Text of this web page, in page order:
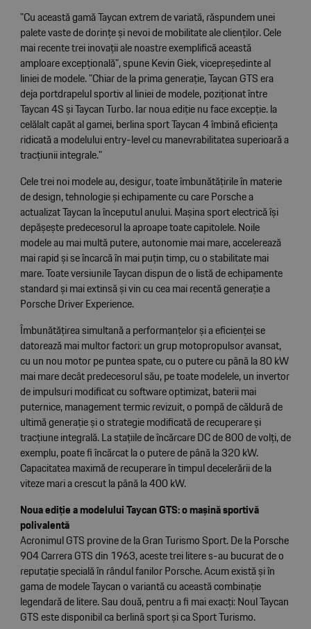
"Cu această gamă Taycan extrem de variată, răspundem unei
palete vaste de dorințe și nevoi de mobilitate ale clienților. Cele
mai recente trei inovații ale noastre exemplifică această
amploare excepțională”, spune Kevin Giek, vicepreședinte al
liniei de modele. "Chiar de la prima generație, Taycan GTS era
deja portdrapelul sportiv al liniei de modele, poziționat între
Taycan 4S și Taycan Turbo. Iar noua ediție nu face excepție. la
celălalt capăt al gamei, berlina sport Taycan 4 îmbină eficiența
ridicată a modelului entry-level cu manevrabilitatea superioară a
tracțiunii integrale."
Cele trei noi modele au, desigur, toate îmbunătățirile în materie
de design, tehnologie și echipamente cu care Porsche a
actualizat Taycan la începutul anului. Mașina sport electrică își
depășește predecesorul la aproape toate capitolele. Noile
modele au mai multă putere, autonomie mai mare, accelerează
mai rapid și se încarcă în mai puțin timp, cu o stabilitate mai
mare. Toate versiunile Taycan dispun de o listă de echipamente
standard și mai extinsă și vin cu cea mai recentă generație a
Porsche Driver Experience.
Îmbunătățirea simultană a performanțelor și a eficienței se
datorează mai multor factori: un grup motopropulsor avansat,
cu un nou motor pe puntea spate, cu o putere cu până la 80 kW
mai mare decât predecesorul său, pe toate modelele, un invertor
de impulsuri modificat cu software optimizat, baterii mai
puternice, management termic revizuit, o pompă de căldură de
ultimă generație și o strategie modificată de recuperare și
tracțiune integrală. La stațiile de încărcare DC de 800 de volți, de
exemplu, poate fi încărcat la o putere de până la 320 kW.
Capacitatea maximă de recuperare în timpul decelerării de la
viteze mari a crescut la până la 400 kW.
Noua ediție a modelului Taycan GTS: o mașină sportivă
polivalentă
Acronimul GTS provine de la Gran Turismo Sport. De la Porsche
904 Carrera GTS din 1963, aceste trei litere s-au bucurat de o
reputație specială în rândul fanilor Porsche. Acum există și în
gama de modele Taycan o variantă cu această combinație
legendară de litere. Sau două, pentru a fi mai exacți: Noul Taycan
GTS este disponibil ca berlină sport și ca Sport Turismo.